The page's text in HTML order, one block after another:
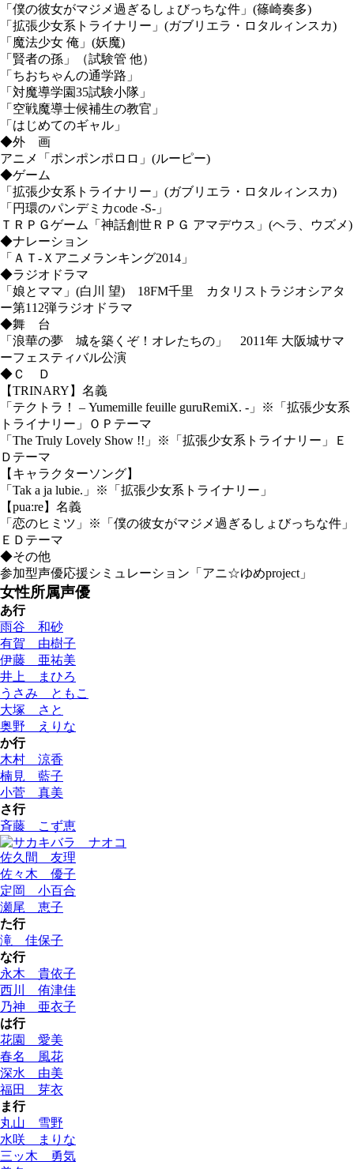
「僕の彼女がマジメ過ぎるしょびっちな件」(篠崎奏多)
「拡張少女系トライナリー」(ガブリエラ・ロタルィンスカ)
「魔法少女 俺」(妖魔)
「賢者の孫」（試験管 他）
「ちおちゃんの通学路」
「対魔導学園35試験小隊」
「空戦魔導士候補生の教官」
「はじめてのギャル」
◆外 画
アニメ「ポンポンポロロ」(ルーピー)
◆ゲーム
「拡張少女系トライナリー」(ガブリエラ・ロタルィンスカ)
「円環のパンデミカcode -S-」
ＴＲＰＧゲーム「神話創世ＲＰＧ アマデウス」(ヘラ、ウズメ)
◆ナレーション
「ＡＴ-Ｘアニメランキング2014」
◆ラジオドラマ
「娘とママ」(白川 望) 18FM千里 カタリストラジオシアタ
ー第112弾ラジオドラマ
◆舞 台
「浪華の夢 城を築くぞ！オレたちの」 2011年 大阪城サマ
ーフェスティバル公演
◆Ｃ Ｄ
【TRINARY】名義
「テクトラ！ – Yumemille feuille guruRemiX. -」※「拡張少女系
トライナリー」ＯＰテーマ
「The Truly Lovely Show !!」※「拡張少女系トライナリー」Ｅ
Ｄテーマ
【キャラクターソング】
「Tak a ja lubie.」※「拡張少女系トライナリー」
【pua:re】名義
「恋のヒミツ」※「僕の彼女がマジメ過ぎるしょびっちな件」
ＥＤテーマ
◆その他
参加型声優応援シミュレーション「アニ☆ゆめproject」
女性所属声優
あ行
雨谷 和砂
有賀 由樹子
伊藤 亜祐美
井上 まひろ
うさみ ともこ
大塚 さと
奥野 えりな
か行
木村 涼香
楠見 藍子
小菅 真美
さ行
斉藤 こず恵
佐久間 友理
佐々木 優子
定岡 小百合
瀬尾 恵子
た行
滝 佳保子
な行
永木 貴依子
西川 侑津佳
乃神 亜衣子
は行
花園 愛美
春名 風花
深水 由美
福田 芽衣
ま行
丸山 雪野
水咲 まりな
三ッ木 勇気